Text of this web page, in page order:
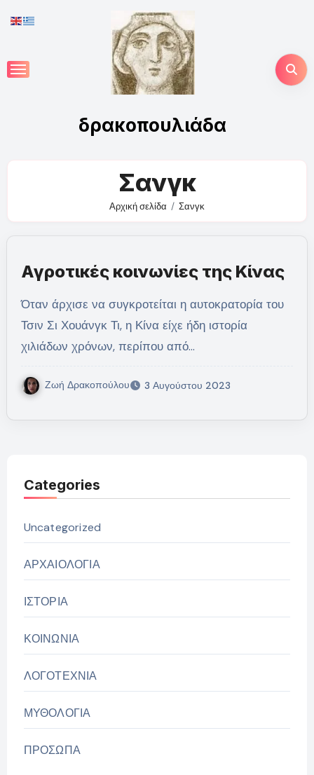
to
δρακοπουλιάδα
Σανγκ
Αρχική σελίδα Σανγκ
Αγροτικές κοινωνίες της Κίνας
Όταν άρχισε να συγκροτείται η αυτοκρατορία του
Τσιν Σι Χουάνγκ Τι, η Κίνα είχε ήδη ιστορία
χιλιάδων χρόνων, περίπου από…
Ζωή Δρακοπούλου 3 Αυγούστου 2023
Categories
Uncategorized
ΑΡΧΑΙΟΛΟΓΙΑ
ΙΣΤΟΡΙΑ
ΚΟΙΝΩΝΙΑ
ΛΟΓΟΤΕΧΝΙΑ
ΜΥΘΟΛΟΓΙΑ
ΠΡΟΣΩΠΑ